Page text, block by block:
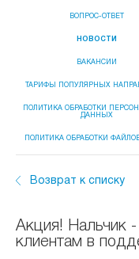
ВОПРОС-ОТВЕТ
НОВОСТИ
ВАКАНСИИ
ТАРИФЫ ПОПУЛЯРНЫХ
ПОЛИТИКА ОБРАБОТКИ
ДАННЫХ
ПОЛИТИКА ОБРАБОТКИ ФАЙЛОВ
Возврат к списку
Акция! Нальчик
клиентам в